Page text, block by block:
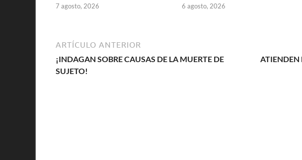
7 agosto, 2026 6 agosto, 2026
ARTÍCULO ANTERIOR
¡INDAGAN SOBRE CAUSAS DE LA MUERTE DE
SUJETO!
ATIENDEN